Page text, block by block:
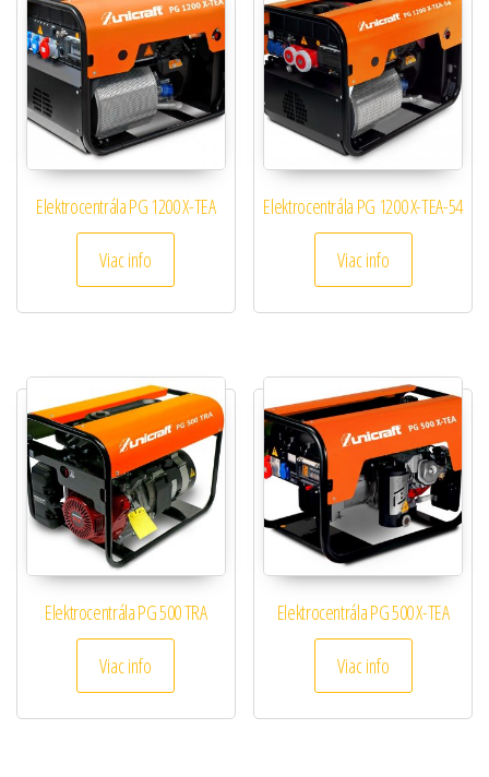
Elektrocentrála PG 1200 X-TEA
Viac info
Elektrocentrála PG 1200 X-TEA-54
Viac info
Elektrocentrála PG 500 TRA
Viac info
Elektrocentrála PG 500 X-TEA
Viac info